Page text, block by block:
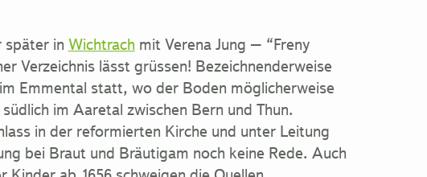
später in Wichtrach mit Verena Jung – “Freny
Verzeichnis lässt grüssen! Bezeichnenderweise
Emmental statt, wo der Boden möglicherweise
im Aaretal zwischen Bern und Thun.
in der reformierten Kirche und unter Leitung
bei Braut und Bräutigam noch keine Rede. Auch